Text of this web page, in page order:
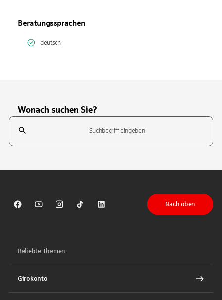
Beratungssprachen
deutsch
Wonach suchen Sie?
Suchfeld
Sparkasse auf Facebook
Sparkasse auf Youtube
Sparkasse auf Instagram
Sparkasse auf TikTok
Sparkasse auf LinkedIn
Nach oben
Beliebte Themen
Girokonto